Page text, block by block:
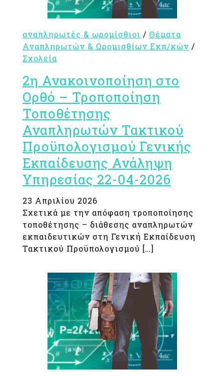
αναπληρωτές & ωρομίσθιοι / Θέματα
Αναπληρωτών & Ωρομισθίων Εκπ/κών /
Σχολεία
2η Ανακοινοποίηση στο
Ορθό – Τροποποίηση
Τοποθέτησης
Αναπληρωτών Τακτικού
Προϋπολογισμού Γενικής
Εκπαίδευσης Ανάληψη
Υπηρεσίας 22-04-2026
23 Απριλίου 2026
Σχετικά με την απόφαση τροποποίησης
τοποθέτησης – διάθεσης αναπληρωτών
εκπαιδευτικών στη Γενική Εκπαίδευση
Τακτικού Προϋπολογισμού […]